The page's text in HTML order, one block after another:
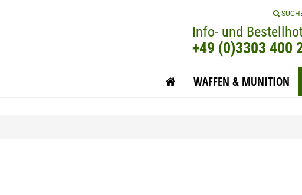
Info- und
+49 (0)3303 400
WAFFEN & MUNITION